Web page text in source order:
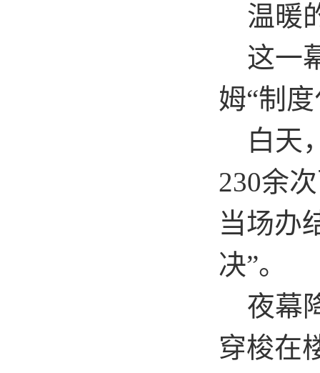
温暖
这一
姆“制
白天
230余
当场办
决”。
夜幕
穿梭在